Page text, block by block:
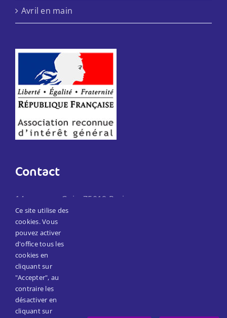
Avril en main
Contact
14 passage Goix, 75019 Paris
Téléphone :01 45 57 21 80
Email: secretariat@reseaumain.fr
Suivez-nous
Facebook
Ce site utilise des
cookies. Vous
pouvez activer
d'office tous les
cookies en
cliquant sur
"Accepter", au
contraire les
désactiver en
cliquant sur